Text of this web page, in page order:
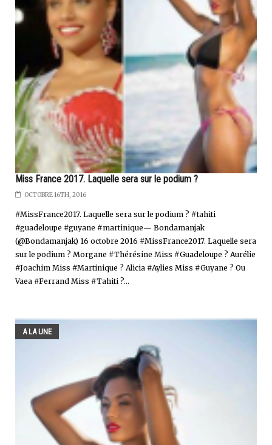
Miss France 2017. Laquelle sera sur le podium ?
OCTOBRE 16TH, 2016
#MissFrance2017. Laquelle sera sur le podium ? #tahiti
#guadeloupe #guyane #martinique— Bondamanjak
(@Bondamanjak) 16 octobre 2016 #MissFrance2017. Laquelle sera
sur le podium ? Morgane #Thérésine Miss #Guadeloupe ? Aurélie
#Joachim Miss #Martinique ? Alicia #Aylies Miss #Guyane ? Ou
Vaea #Ferrand Miss #Tahiti ?...
A LA UNE